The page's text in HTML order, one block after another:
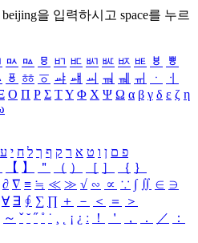
beijing을 입력하시고 space를 누르
ㅯ ㅰ ㅱ ㅲ ㅳ ㅴ ㅵ ㅶ ㅷ ㅸ
ㅹ
ㆄ ㆅ ㆆ ㆇ ㆈ ㆉ ㆊ ㆋ ㆌ ㆍ
ㆎ
Ο Π Ρ Σ ΤΥ Φ Χ Ψ Ω α β γ δ ε ζ η
פ ם ן ו ט א ר ק ף ך ל ח י ע
【 】 ＂ （ ） ［ ］ ｛ ｝
∂ ∇ ≡ ≒ ≪ ≫ √ ∽ ∝ ∵ ∫ ∬ ∈ ∋
∀ ∃ ∮ ∑ ∏ ＋ － ＜ ＝
＞
～ ˇ ˘ ˝ ˚ ˙ ¸ ¡ ¿ ː ！ ＇ ， ． ／
：